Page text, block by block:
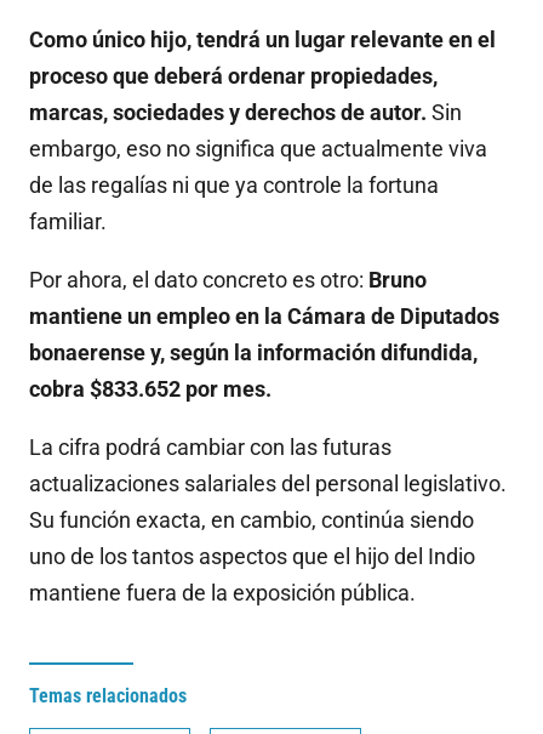
Como único hijo, tendrá un lugar relevante en el
proceso que deberá ordenar propiedades,
marcas, sociedades y derechos de autor. Sin
embargo, eso no significa que actualmente viva
de las regalías ni que ya controle la fortuna
familiar.
Por ahora, el dato concreto es otro: Bruno
mantiene un empleo en la Cámara de Diputados
bonaerense y, según la información difundida,
cobra $833.652 por mes.
La cifra podrá cambiar con las futuras
actualizaciones salariales del personal legislativo.
Su función exacta, en cambio, continúa siendo
uno de los tantos aspectos que el hijo del Indio
mantiene fuera de la exposición pública.
Temas relacionados